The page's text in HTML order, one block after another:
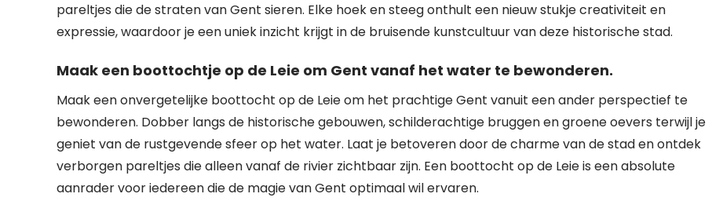
pareltjes die de straten van Gent sieren. Elke hoek en steeg onthult een nieuw stukje creativiteit en
expressie, waardoor je een uniek inzicht krijgt in de bruisende kunstcultuur van deze historische stad.
Maak een boottochtje op de Leie om Gent vanaf het water te bewonderen.
Maak een onvergetelijke boottocht op de Leie om het prachtige Gent vanuit een ander perspectief te
bewonderen. Dobber langs de historische gebouwen, schilderachtige bruggen en groene oevers terwijl je
geniet van de rustgevende sfeer op het water. Laat je betoveren door de charme van de stad en ontdek
verborgen pareltjes die alleen vanaf de rivier zichtbaar zijn. Een boottocht op de Leie is een absolute
aanrader voor iedereen die de magie van Gent optimaal wil ervaren.